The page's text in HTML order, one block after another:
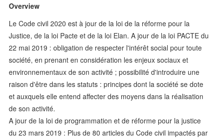
Overview
Le Code civil 2020 est à jour de la loi de la réforme pour la
Justice, de la loi Pacte et de la loi Elan. A jour de la loi PACTE du
22 mai 2019 : obligation de respecter l'intérêt social pour toute
société, en prenant en considération les enjeux sociaux et
environnementaux de son activité ; possibilité d'introduire une
raison d'être dans les statuts : principes dont la société se dote
et auxquels elle entend affecter des moyens dans la réalisation
de son activité.
A jour de la loi de programmation et de réforme pour la justice
du 23 mars 2019 : Plus de 80 articles du Code civil impactés par